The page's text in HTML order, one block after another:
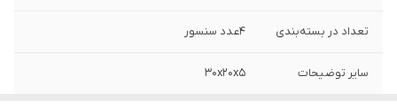
تعداد در بسته‌بندی 4عدد سنسور
سایر توضیحات ۳۰x۲۰x۵